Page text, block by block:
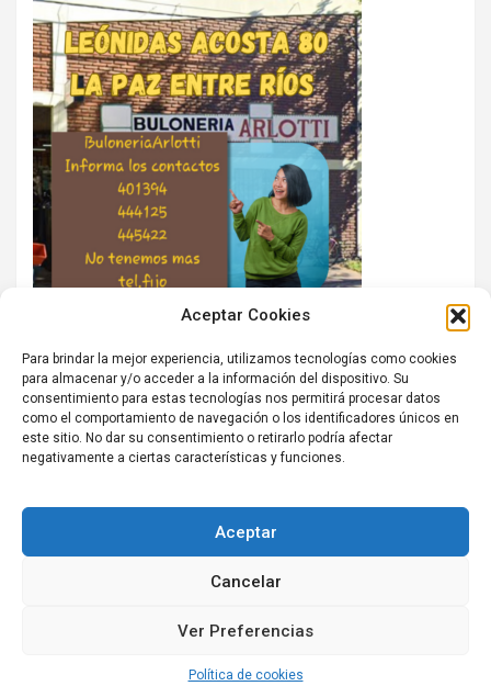
Aceptar Cookies
Para brindar la mejor experiencia, utilizamos tecnologías como cookies
para almacenar y/o acceder a la información del dispositivo. Su
consentimiento para estas tecnologías nos permitirá procesar datos
como el comportamiento de navegación o los identificadores únicos en
este sitio. No dar su consentimiento o retirarlo podría afectar
negativamente a ciertas características y funciones.
Aceptar
Cancelar
Ver Preferencias
Política de cookies